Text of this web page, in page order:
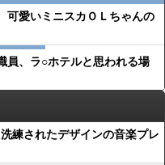
可愛いミニスカＯＬちゃんの
員、ラ○ホテルと思われる場
練されたデザインの音楽プレ